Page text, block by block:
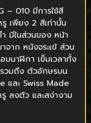
– 010 มีการใช้สี
เพียง 2 สีเท่านั้น
มีในส่วนของ หน้า
จาก หนังจระเข้ ส่วน
บนาฬิกา เข็มเวลาทั้ง
วมถึง ตัวอักษรบน
และ Swiss Made
ลงตัว และสง่างาม